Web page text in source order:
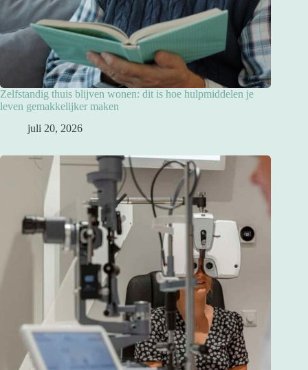
Zelfstandig thuis blijven wonen: dit is hoe hulpmiddelen je
leven gemakkelijker maken
juli 20, 2026